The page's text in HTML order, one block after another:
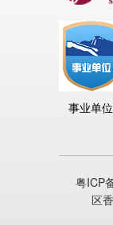
事业单位
粤ICP
区